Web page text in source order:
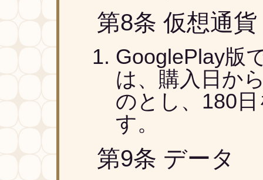
第8条 仮想通貨
GooglePlay版
は、購入日か
のとし、180
す。
第9条 データ